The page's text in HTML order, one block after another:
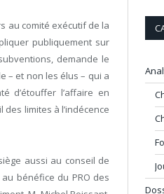
au comité exécutif de la
publiquement sur
demande le
– et non les élus – qui a
d’étouffer l’affaire en
limites à l’indécence
aussi au conseil de
bénéfice du PRO des